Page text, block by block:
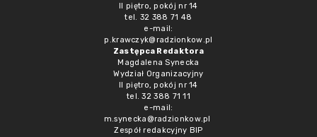
II piętro, pokój nr 14
tel. 32 388 71 48
e-mail:
p.krawczyk@radzionkow.pl
Zastępca Redaktora
Magdalena Synecka
Wydział Organizacyjny
II piętro, pokój nr 14
tel. 32 388 71 11
e-mail:
m.synecka@radzionkow.pl
Zespół redakcyjny BIP